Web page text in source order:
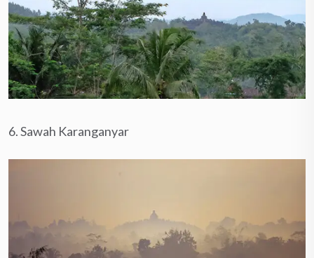
6. Sawah Karanganyar